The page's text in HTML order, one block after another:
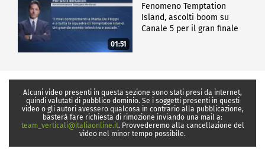
01:51
Fenomeno Temptation
Island, ascolti boom su
Canale 5 per il gran finale
Alcuni video presenti in questa sezione sono stati presi da internet,
quindi valutati di pubblico dominio. Se i soggetti presenti in questi
video o gli autori avessero qualcosa in contrario alla pubblicazione,
basterà fare richiesta di rimozione inviando una mail a:
team_verticali@italiaonline.it. Provvederemo alla cancellazione del
video nel minor tempo possibile.